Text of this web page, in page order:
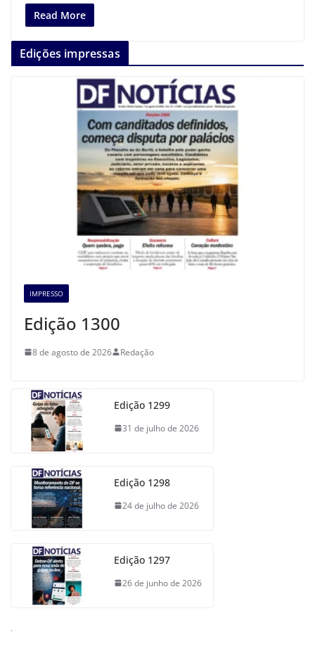
Read More
Edições impressas
IMPRESSO
Edição 1300
8 de agosto de 2026 Redação
Edição 1299
31 de julho de 2026
Edição 1298
24 de julho de 2026
Edição 1297
26 de junho de 2026